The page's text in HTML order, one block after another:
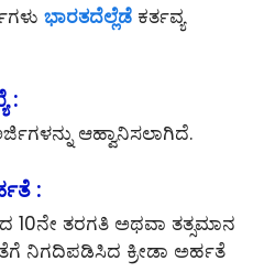
ಭಾರತದೆಲ್ಲೆಡೆ ಕರ್ತವ್ಯ
:
ಆಹ್ವಾನಿಸಲಾಗಿದೆ.
:
10ನೇ ತರಗತಿ ಅಥವಾ ತತ್ಸಮಾನ
ನಿಗದಿಪಡಿಸಿದ ಕ್ರೀಡಾ ಅರ್ಹತೆ